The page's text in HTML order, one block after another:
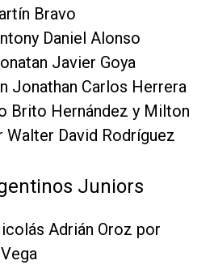
Bravo
Daniel Alonso
Javier Goya
Jonathan Carlos Herrera
Brito Hernández y Milton
Walter David Rodríguez
Juniors
Adrián Oroz por